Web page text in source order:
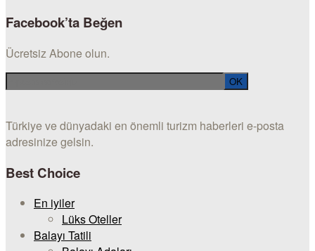
Facebook’ta Beğen
Ücretsiz Abone olun.
Türkiye ve dünyadaki en önemli turizm haberleri e-posta
adresinize gelsin.
Best Choice
En iyiler
Lüks Oteller
Balayı Tatili